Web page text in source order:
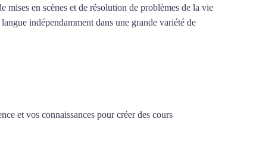
mises en scènes et de résolution de problèmes de la vie
indépendamment dans une grande variété de
et vos connaissances pour créer des cours